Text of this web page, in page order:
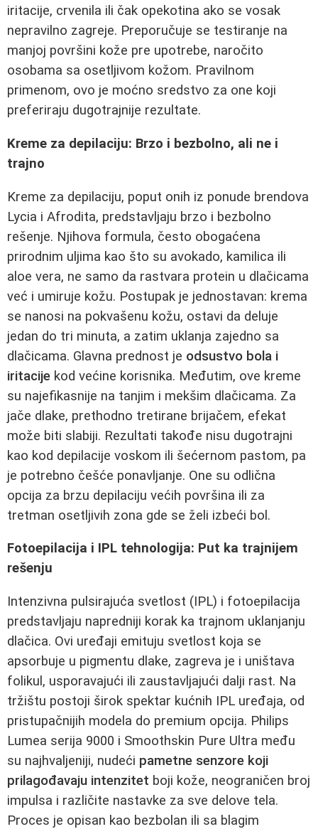
iritacije, crvenila ili čak opekotina ako se vosak
nepravilno zagreje. Preporučuje se testiranje na
manjoj površini kože pre upotrebe, naročito
osobama sa osetljivom kožom. Pravilnom
primenom, ovo je moćno sredstvo za one koji
preferiraju dugotrajnije rezultate.
Kreme za depilaciju: Brzo i bezbolno, ali ne i
trajno
Kreme za depilaciju, poput onih iz ponude brendova
Lycia i Afrodita, predstavljaju brzo i bezbolno
rešenje. Njihova formula, često obogaćena
prirodnim uljima kao što su avokado, kamilica ili
aloe vera, ne samo da rastvara protein u dlačicama
već i umiruje kožu. Postupak je jednostavan: krema
se nanosi na pokvašenu kožu, ostavi da deluje
jedan do tri minuta, a zatim uklanja zajedno sa
dlačicama. Glavna prednost je odsustvo bola i
iritacije kod većine korisnika. Međutim, ove kreme
su najefikasnije na tanjim i mekšim dlačicama. Za
jače dlake, prethodno tretirane brijačem, efekat
može biti slabiji. Rezultati takođe nisu dugotrajni
kao kod depilacije voskom ili šećernom pastom, pa
je potrebno češće ponavljanje. One su odlična
opcija za brzu depilaciju većih površina ili za
tretman osetljivih zona gde se želi izbeći bol.
Fotoepilacija i IPL tehnologija: Put ka trajnijem
rešenju
Intenzivna pulsirajuća svetlost (IPL) i fotoepilacija
predstavljaju napredniji korak ka trajnom uklanjanju
dlačica. Ovi uređaji emituju svetlost koja se
apsorbuje u pigmentu dlake, zagreva je i uništava
folikul, usporavajući ili zaustavljajući dalji rast. Na
tržištu postoji širok spektar kućnih IPL uređaja, od
pristupačnijih modela do premium opcija. Philips
Lumea serija 9000 i Smoothskin Pure Ultra među
su najhvaljeniji, nudeći pametne senzore koji
prilagođavaju intenzitet boji kože, neograničen broj
impulsa i različite nastavke za sve delove tela.
Proces je opisan kao bezbolan ili sa blagim